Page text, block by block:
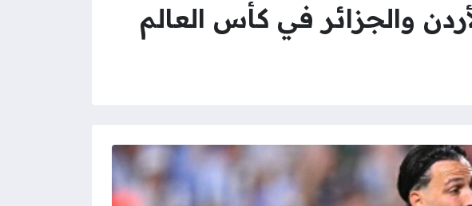
والجزائر في كأس العالم